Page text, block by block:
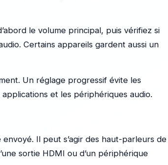
le volume principal, puis vérifiez si
Certains appareils gardent aussi un
Un réglage progressif évite les
et les périphériques audio.
Il peut s’agir des haut-parleurs de
sortie HDMI ou d’un périphérique